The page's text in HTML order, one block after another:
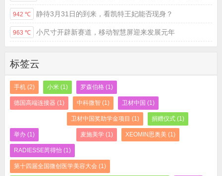
942 ℃ 静待3月31日的到来，看凯特王妃能否现身？
963 ℃ 小尺寸开辟新赛道，移动智慧屏迎来发展元年
标签云
手机 (2) 小米 (1) 罗森伯格 (1)
德国高端连接器 (1) 中科微智 (1) 卫材中国 (1)
卫材中国奖助学金项目 (1) 捐赠仪式 (1)
举办 (1) 麦施美学 (1) XEOMIN思奥美 (1)
RADIESSE芮得怡 (1)
第十四届全国微创医学美容大会 (1)